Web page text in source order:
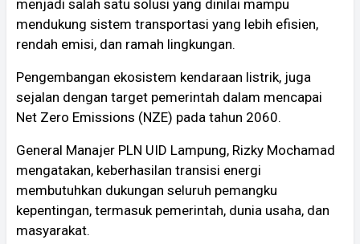
menjadi salah satu solusi yang dinilai mampu
mendukung sistem transportasi yang lebih efisien,
rendah emisi, dan ramah lingkungan.
Pengembangan ekosistem kendaraan listrik, juga
sejalan dengan target pemerintah dalam mencapai
Net Zero Emissions (NZE) pada tahun 2060.
General Manajer PLN UID Lampung, Rizky Mochamad
mengatakan, keberhasilan transisi energi
membutuhkan dukungan seluruh pemangku
kepentingan, termasuk pemerintah, dunia usaha, dan
masyarakat.